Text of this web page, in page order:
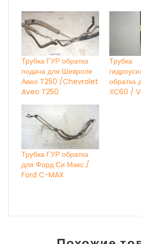
Трубка ГУР обратка
подача для Шевроле
Авео Т250 /Chevrolet
Aveo T250
Трубка
обратка
ХС60 /
Трубка ГУР обратка
для Форд Си Макс /
Ford C-MAX